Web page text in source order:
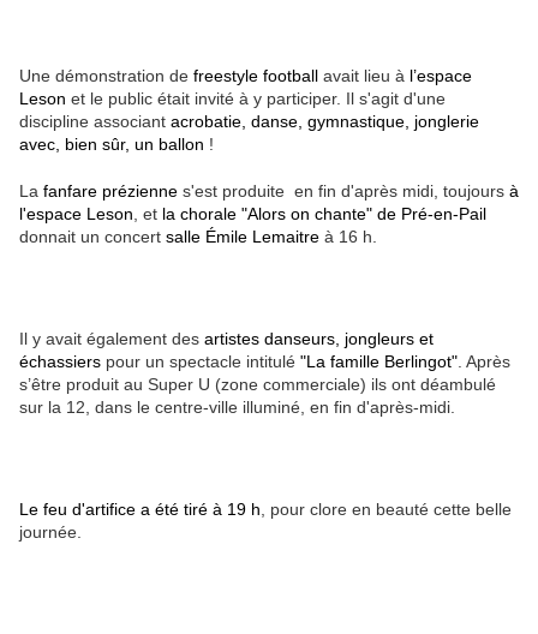
Une démonstration de freestyle football avait lieu à l’espace
Leson et le public était invité à y participer. Il s'agit d'une
discipline associant acrobatie, danse, gymnastique, jonglerie
avec, bien sûr, un ballon !
La fanfare prézienne s'est produite en fin d'après midi, toujours à
l'espace Leson , et la chorale "Alors on chante" de Pré-en-Pail
donnait un concert salle Émile Lemaitre à 16 h.
Il y avait également des artistes danseurs, jongleurs et
échassiers pour un spectacle intitulé "La famille Berlingot" . Après
s’être produit au Super U (zone commerciale) ils ont déambulé
sur la 12, dans le centre-ville illuminé, en fin d'après-midi.
Le feu d'artifice a été tiré à 19 h , pour clore en beauté cette belle
journée.